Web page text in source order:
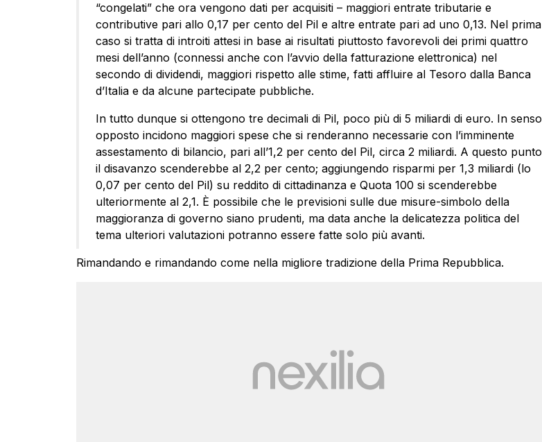
“congelati” che ora vengono dati per acquisiti – maggiori entrate tributarie e
contributive pari allo 0,17 per cento del Pil e altre entrate pari ad uno 0,13. Nel prima
caso si tratta di introiti attesi in base ai risultati piuttosto favorevoli dei primi quattro
mesi dell’anno (connessi anche con l’avvio della fatturazione elettronica) nel
secondo di dividendi, maggiori rispetto alle stime, fatti affluire al Tesoro dalla Banca
d’Italia e da alcune partecipate pubbliche.
In tutto dunque si ottengono tre decimali di Pil, poco più di 5 miliardi di euro. In senso
opposto incidono maggiori spese che si renderanno necessarie con l’imminente
assestamento di bilancio, pari all’1,2 per cento del Pil, circa 2 miliardi. A questo punto
il disavanzo scenderebbe al 2,2 per cento; aggiungendo risparmi per 1,3 miliardi (lo
0,07 per cento del Pil) su reddito di cittadinanza e Quota 100 si scenderebbe
ulteriormente al 2,1. È possibile che le previsioni sulle due misure-simbolo della
maggioranza di governo siano prudenti, ma data anche la delicatezza politica del
tema ulteriori valutazioni potranno essere fatte solo più avanti.
Rimandando e rimandando come nella migliore tradizione della Prima Repubblica.